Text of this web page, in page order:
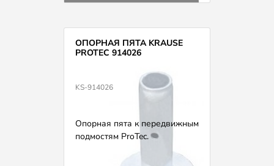
ОПОРНАЯ ПЯТА KRAUSE
PROTEC 914026
KS-914026
Опорная пята к передвижным
подмостям ProTec.